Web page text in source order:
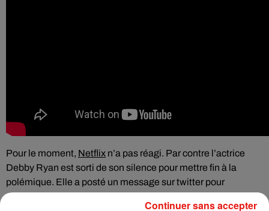
Pour le moment, Netflix n’a pas réagi. Par contre l’actrice
Debby Ryan est sorti de son silence pour mettre fin à la
polémique. Elle a posté un message sur twitter pour
défendre la série : "
Continuer sans accepter